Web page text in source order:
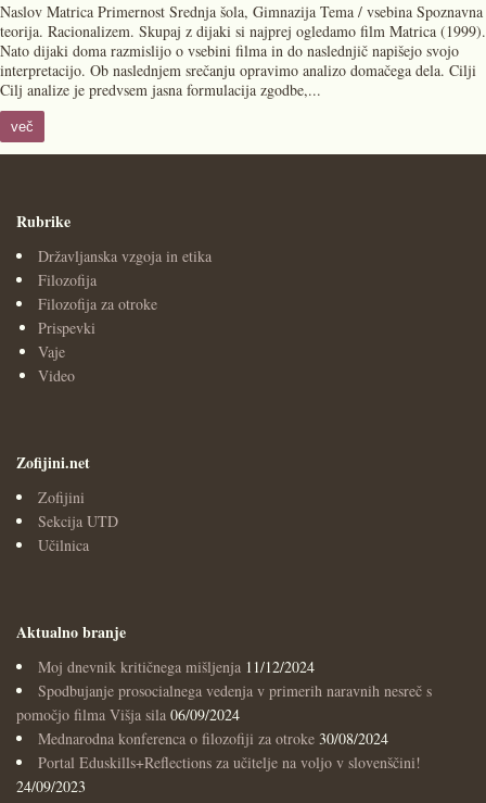
Naslov Matrica Primernost Srednja šola, Gimnazija Tema / vsebina Spoznavna
teorija. Racionalizem. Skupaj z dijaki si najprej ogledamo film Matrica (1999).
Nato dijaki doma razmislijo o vsebini filma in do naslednjič napišejo svojo
interpre­tacijo. Ob naslednjem srečanju opravimo analizo domačega dela. Cilji
Cilj analize je predvsem jasna formulacija zgodbe,...
več
Rubrike
Državljanska vzgoja in etika
Filozofija
Filozofija za otroke
Prispevki
Vaje
Video
Zofijini.net
Zofijini
Sekcija UTD
Učilnica
Aktualno branje
Moj dnevnik kritičnega mišljenja 11/12/2024
Spodbujanje prosocialnega vedenja v primerih naravnih nesreč s
pomočjo filma Višja sila 06/09/2024
Mednarodna konferenca o filozofiji za otroke 30/08/2024
Portal Eduskills+Reflections za učitelje na voljo v slovenščini!
24/09/2023